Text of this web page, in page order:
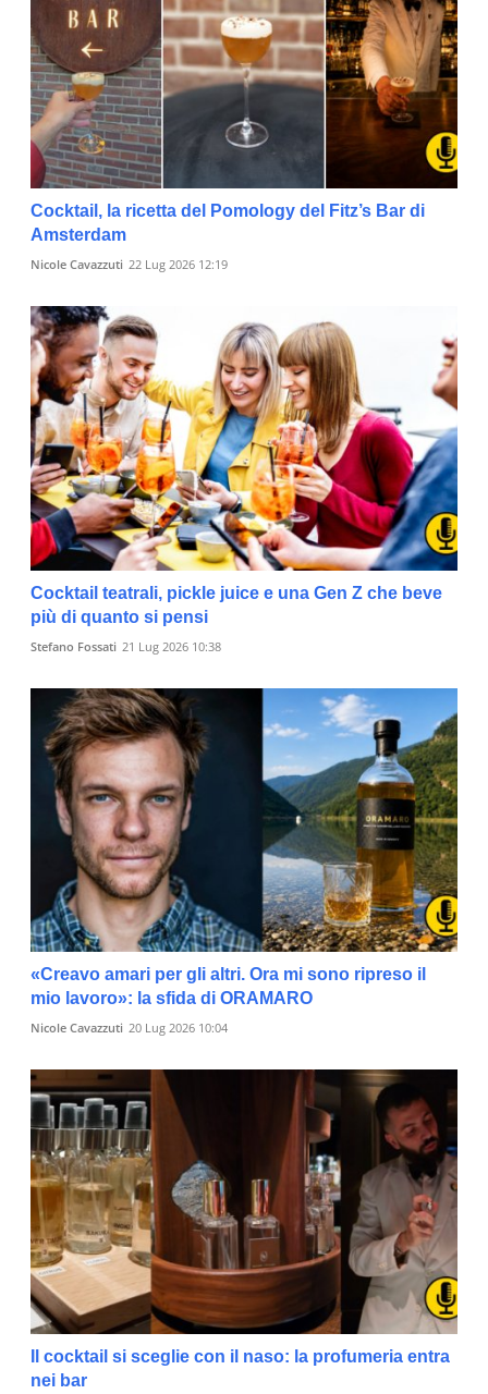
Cocktail, la ricetta del Pomology del Fitz’s Bar di
Amsterdam
Nicole Cavazzuti 22 Lug 2026 12:19
Cocktail teatrali, pickle juice e una Gen Z che beve
più di quanto si pensi
Stefano Fossati 21 Lug 2026 10:38
«Creavo amari per gli altri. Ora mi sono ripreso il
mio lavoro»: la sfida di ORAMARO
Nicole Cavazzuti 20 Lug 2026 10:04
Il cocktail si sceglie con il naso: la profumeria entra
nei bar